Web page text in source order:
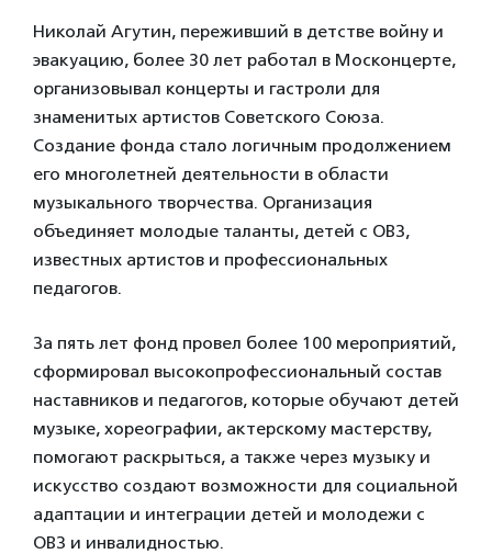
Николай Агутин, переживший в детстве войну и
эвакуацию, более 30 лет работал в Москонцерте,
организовывал концерты и гастроли для
знаменитых артистов Советского Союза.
Создание фонда стало логичным продолжением
его многолетней деятельности в области
музыкального творчества. Организация
объединяет молодые таланты, детей с ОВЗ,
известных артистов и профессиональных
педагогов.
За пять лет фонд провел более 100 мероприятий,
сформировал высокопрофессиональный состав
наставников и педагогов, которые обучают детей
музыке, хореографии, актерскому мастерству,
помогают раскрыться, а также через музыку и
искусство создают возможности для социальной
адаптации и интеграции детей и молодежи с
ОВЗ и инвалидностью.